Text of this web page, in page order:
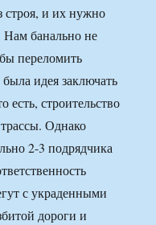
строя, и их нужно
банально не
переломить
идея заключать
строительство
Однако
2-3 подрядчика
с украденными
дороги и